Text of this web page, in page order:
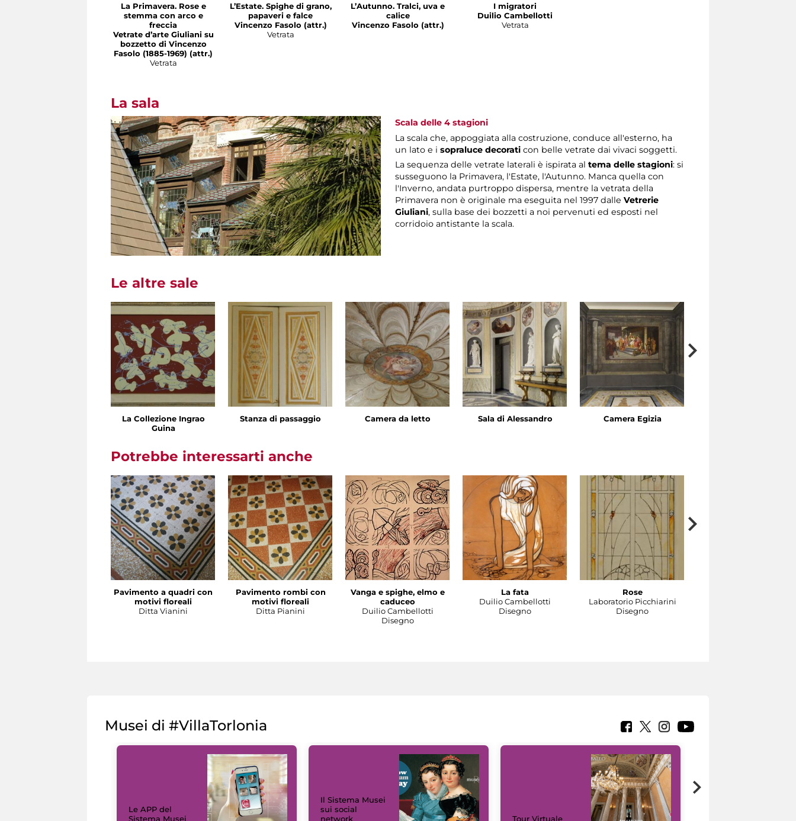
La Primavera. Rose e
stemma con arco e
freccia
Vetrate d’arte Giuliani su
bozzetto di Vincenzo
Fasolo (1885-1969) (attr.)
Vetrata
L’Estate. Spighe di grano,
papaveri e falce
Vincenzo Fasolo (attr.)
Vetrata
L’Autunno. Tralci, uva e
calice
Vincenzo Fasolo (attr.)
I migratori
Duilio Cambellotti
Vetrata
La sala
Scala delle 4 stagioni
La scala che, appoggiata alla costruzione, conduce all'esterno, ha
un lato e i sopraluce decoraticon belle vetrate dai vivaci soggetti.
La sequenza delle vetrate laterali è ispirata al tema delle stagioni: si
susseguono la Primavera, l'Estate, l'Autunno. Manca quella con
l'Inverno, andata purtroppo dispersa, mentre la vetrata della
Primavera non è originale ma eseguita nel 1997 dalleVetrerie
Giuliani, sulla base dei bozzetti a noi pervenuti ed esposti nel
corridoio antistante la scala.
Le altre sale
La Collezione Ingrao
Guina
Stanza di passaggio Camera da letto Sala di Alessandro Camera Egizia
Potrebbe interessarti anche
Pavimento a quadri con
motivi floreali
Ditta Vianini
Pavimento rombi con
motivi floreali
Ditta Pianini
Vanga e spighe, elmo e
caduceo
Duilio Cambellotti
Disegno
La fata
Duilio Cambellotti
Disegno
Rose
Laboratorio Picchiarini
Disegno
Musei di #VillaTorlonia
Le APP del
Sistema Musei
Il Sistema Musei
sui social
network
Tour Virtuale